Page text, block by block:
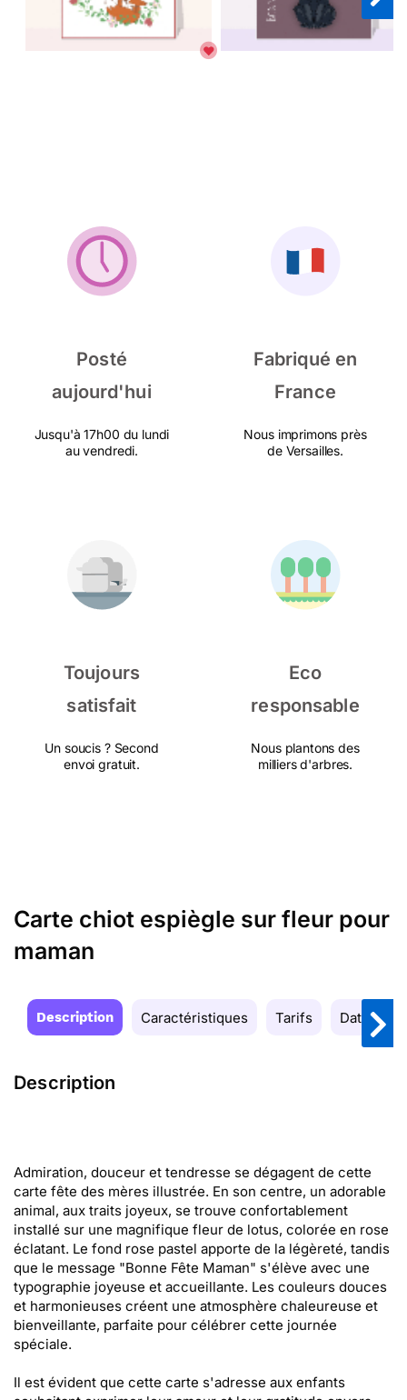
Posté
aujourd'hui
Jusqu'à 17h00 du lundi
au vendredi.
Fabriqué en
France
Nous imprimons près
de Versailles.
Toujours
satisfait
Un soucis ? Second
envoi gratuit.
Eco
responsable
Nous plantons des
milliers d'arbres.
Carte chiot espiègle sur fleur pour
maman
Description Caractéristiques Tarifs Date de
Description
Admiration, douceur et tendresse se dégagent de cette
carte fête des mères illustrée. En son centre, un adorable
animal, aux traits joyeux, se trouve confortablement
installé sur une magnifique fleur de lotus, colorée en rose
éclatant. Le fond rose pastel apporte de la légèreté, tandis
que le message "Bonne Fête Maman" s'élève avec une
typographie joyeuse et accueillante. Les couleurs douces
et harmonieuses créent une atmosphère chaleureuse et
bienveillante, parfaite pour célébrer cette journée
spéciale.
Il est évident que cette carte s'adresse aux enfants